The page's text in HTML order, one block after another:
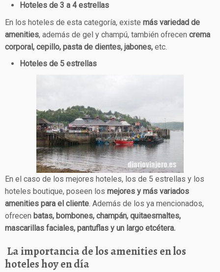
Hoteles de 3 a 4 estrellas
En los hoteles de esta categoría, existe más variedad de
amenities, además de gel y champú, también ofrecen crema
corporal, cepillo, pasta de dientes, jabones, etc.
Hoteles de 5 estrellas
En el caso de los mejores hoteles, los de 5 estrellas y los
hoteles boutique, poseen los mejores y más variados
amenities para el cliente. Además de los ya mencionados,
ofrecen batas, bombones, champán, quitaesmaltes,
mascarillas faciales, pantuflas y un largo etcétera.
La importancia de los amenities en los
hoteles hoy en día